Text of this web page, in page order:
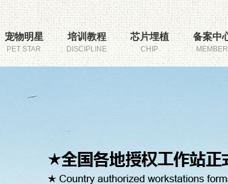
宠物明星
PET STAR
培训教程
DISCIPLINE
芯片埋植
CHIP
备案中
MEMBER